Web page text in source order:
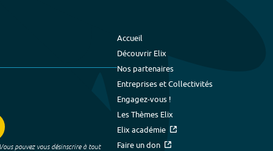
pouvez vous désinscrire à tout
Accueil
Découvrir Elix
Nos partenaires
Entreprises et Collectivités
Engagez-vous !
Les Thèmes Elix
Elix académie
Faire un don